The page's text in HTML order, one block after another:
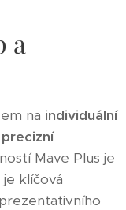
a
na individuální
Mave Plus je
klíčová